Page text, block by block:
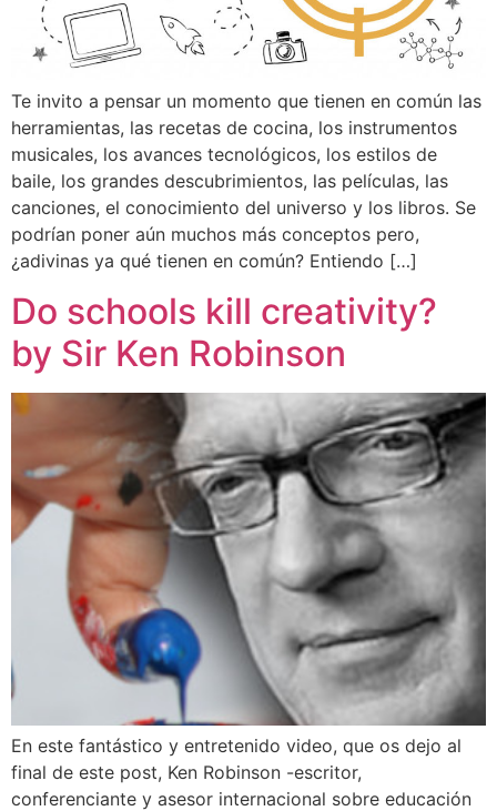
Te invito a pensar un momento que tienen en común las
herramientas, las recetas de cocina, los instrumentos
musicales, los avances tecnológicos, los estilos de
baile, los grandes descubrimientos, las películas, las
canciones, el conocimiento del universo y los libros. Se
podrían poner aún muchos más conceptos pero,
¿adivinas ya qué tienen en común? Entiendo […]
Do schools kill creativity?
by Sir Ken Robinson
En este fantástico y entretenido video, que os dejo al
final de este post, Ken Robinson -escritor,
conferenciante y asesor internacional sobre educación